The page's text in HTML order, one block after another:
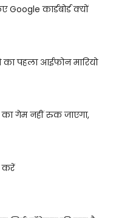
कार्डबोर्ड क्यों
का पहला आईफोन मारियो
का गेम नहीं रुक जाएगा,
करें